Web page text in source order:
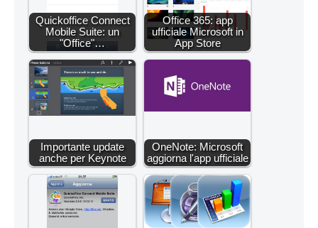
Quickoffice Connect
Mobile Suite: un
"Office"…
Office 365: app
ufficiale Microsoft in
App Store
Importante update
anche per Keynote
OneNote: Microsoft
aggiorna l'app ufficiale